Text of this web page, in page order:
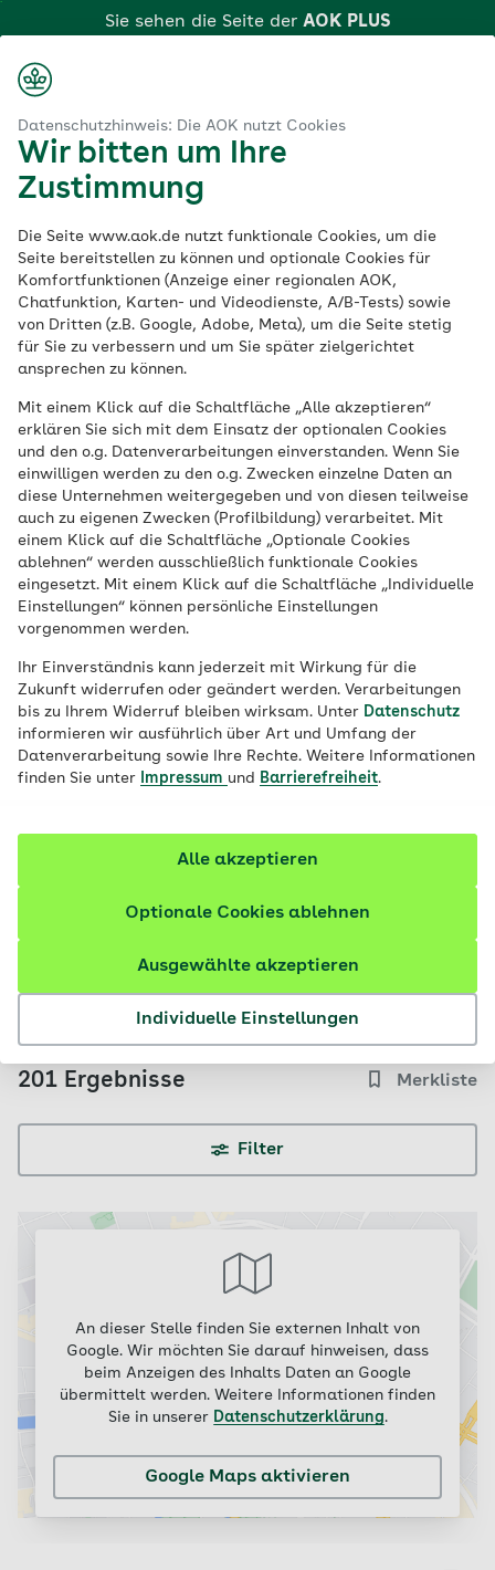
Datenschutzhinweis: Die AOK nutzt Cookies
Wir bitten um Ihre
Zustimmung
Die Seite www.aok.de nutzt funktionale Cookies, um die
Seite bereitstellen zu können und optionale Cookies für
Komfortfunktionen (Anzeige einer regionalen AOK,
Chatfunktion, Karten- und Videodienste, A/B-Tests) sowie
von Dritten (z.B. Google, Adobe, Meta), um die Seite stetig
für Sie zu verbessern und um Sie später zielgerichtet
ansprechen zu können.
Mit einem Klick auf die Schaltfläche „Alle akzeptieren“
erklären Sie sich mit dem Einsatz der optionalen Cookies
und den o.g. Datenverarbeitungen einverstanden. Wenn Sie
einwilligen werden zu den o.g. Zwecken einzelne Daten an
diese Unternehmen weitergegeben und von diesen teilweise
auch zu eigenen Zwecken (Profilbildung) verarbeitet. Mit
einem Klick auf die Schaltfläche „Optionale Cookies
ablehnen“ werden ausschließlich funktionale Cookies
eingesetzt. Mit einem Klick auf die Schaltfläche „Individuelle
Einstellungen“ können persönliche Einstellungen
vorgenommen werden.
Ihr Einverständnis kann jederzeit mit Wirkung für die
Zukunft widerrufen oder geändert werden. Verarbeitungen
bis zu Ihrem Widerruf bleiben wirksam. Unter Datenschutz
informieren wir ausführlich über Art und Umfang der
Datenverarbeitung sowie Ihre Rechte. Weitere Informationen
finden Sie unter
Impressum und Barrierefreiheit.
Individuelle Einstellungen
Ausgewählte akzeptieren
Optionale Cookies ablehnen
Alle akzeptieren
Hauptinhalt
springen
Sie sehen die Seite der AOK PLUS
Veranstaltungsreihe
Gemeinsam
wachsen
Wenn aus Paaren Eltern werden, beginnt
Geburt Ihres Kindes stehen Sie als
frischgebackene Eltern vor neuen Fragen
und ungeahnten Herausforderungen. Die
AOK PLUS steht Ihnen zur Seite, um Sie und
Ihre junge Familie mit den Vorträgen und
Praxisseminaren „Gemeinsam wachsen“ in
Kooperation mit kommunalen Partnern zu
unterstützen.
PLZ/Ort
Mit Setzen des Hakens speichern Sie ihre PLZ
dauerhaft in einem sogenannten"Location-Cookie". So
sehen Sie zukünftig direkt relevante Inhalte.
201 Ergebnisse Merkliste
Filter
An dieser Stelle finden Sie externen Inhalt von
Google. Wir möchten Sie darauf hinweisen, dass
beim Anzeigen des Inhalts Daten an Google
übermittelt werden. Weitere Informationen finden
Sie in unserer Datenschutzerklärung.
Google Maps aktivieren
Navigated to Veranstaltungsreihe Gemeinsam wachsen